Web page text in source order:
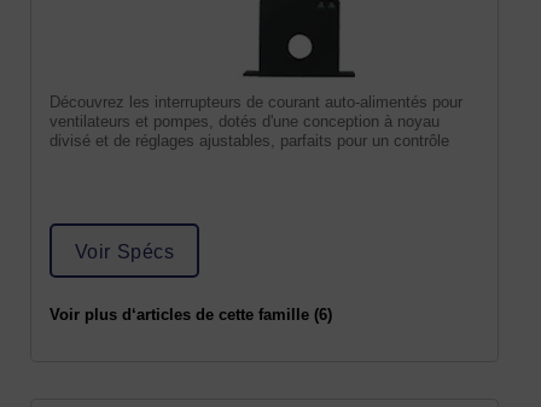
Découvrez les interrupteurs de courant auto-alimentés pour
ventilateurs et pompes, dotés d'une conception à noyau
divisé et de réglages ajustables, parfaits pour un contrôle
Voir Spécs
Voir plus d‘articles de cette famille (6)